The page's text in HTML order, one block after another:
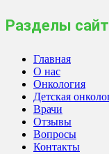
Разделы
Главная
О нас
Онкология
Детская
Врачи
Отзывы
Вопросы
Контакты